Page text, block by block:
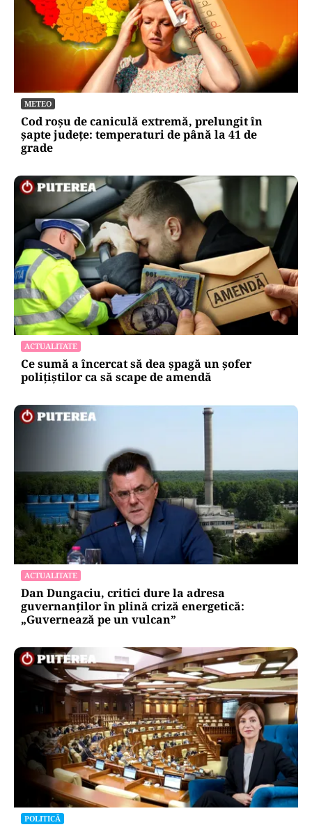
METEO
Cod roșu de caniculă extremă, prelungit în
șapte județe: temperaturi de până la 41 de
grade
ACTUALITATE
Ce sumă a încercat să dea șpagă un șofer
polițiștilor ca să scape de amendă
ACTUALITATE
Dan Dungaciu, critici dure la adresa
guvernanților în plină criză energetică:
„Guvernează pe un vulcan”
POLITICĂ